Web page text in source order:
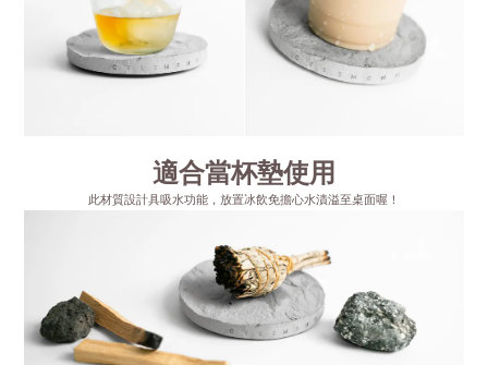
適合當杯墊使用
此材質設計具吸水功能，放置冰飲免擔心水漬溢至桌面喔！